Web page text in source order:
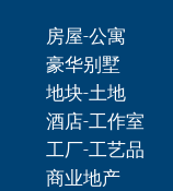
房屋-公寓
豪华别墅
地块-土地
酒店-工作室
工厂-工艺品
商业地产